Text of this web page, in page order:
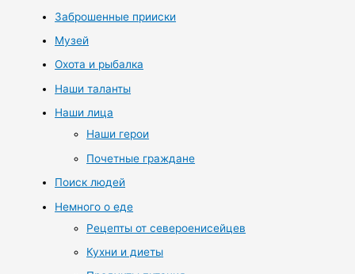
Заброшенные прииски
Музей
Охота и рыбалка
Наши таланты
Наши лица
Наши герои
Почетные граждане
Поиск людей
Немного о еде
Рецепты от североенисейцев
Кухни и диеты